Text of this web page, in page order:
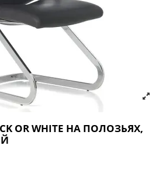
OR WHITE НА ПОЛОЗЬЯХ,